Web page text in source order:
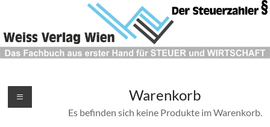
Weiss
Verlag
Warenkorb
Es befinden sich keine Produkte im Warenkorb.